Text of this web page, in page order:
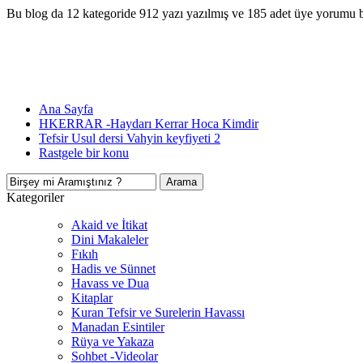
Bu blog da 12 kategoride 912 yazı yazılmış ve 185 adet üye yorumu
Ana Sayfa
HKERRAR -Haydarı Kerrar Hoca Kimdir
Tefsir Usul dersi Vahyin keyfiyeti 2
Rastgele bir konu
Kategoriler
Akaid ve İtikat
Dini Makaleler
Fıkıh
Hadis ve Sünnet
Havass ve Dua
Kitaplar
Kuran Tefsir ve Surelerin Havassı
Manadan Esintiler
Rüya ve Yakaza
Sohbet -Videolar